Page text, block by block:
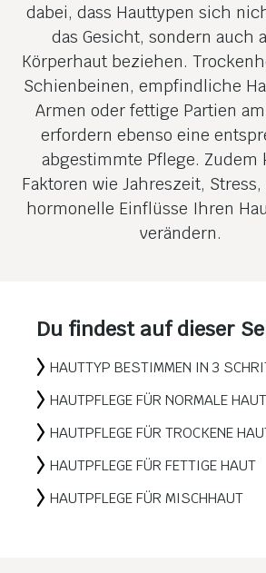
dabei, dass Hauttypen sich
das Gesicht, sondern auch
Körperhaut beziehen.
Schienbeinen, empfindliche
Armen oder fettige Partien
erfordern ebenso eine
abgestimmte Pflege. Zudem
Faktoren wie Jahreszeit,
hormonelle Einflüsse Ihren
verändern.
Du findest auf dieser
HAUTTYP BESTIMMEN IN 3
HAUTPFLEGE FÜR NORMALE HAUT
HAUTPFLEGE FÜR TROCKENE
HAUTPFLEGE FÜR FETTIGE HAUT
HAUTPFLEGE FÜR MISCHHAUT